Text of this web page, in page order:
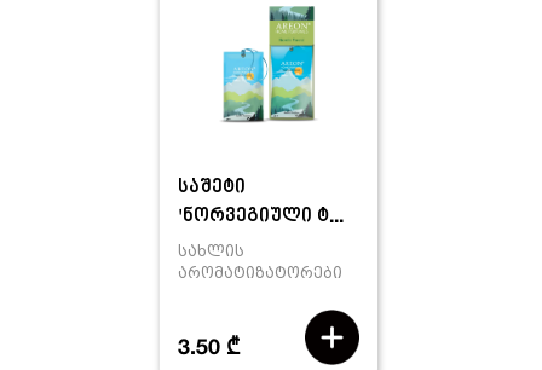
საშეტი
'ნორვეგიული ტ...
სახლის
არომატიზატორები
3.50 ₾